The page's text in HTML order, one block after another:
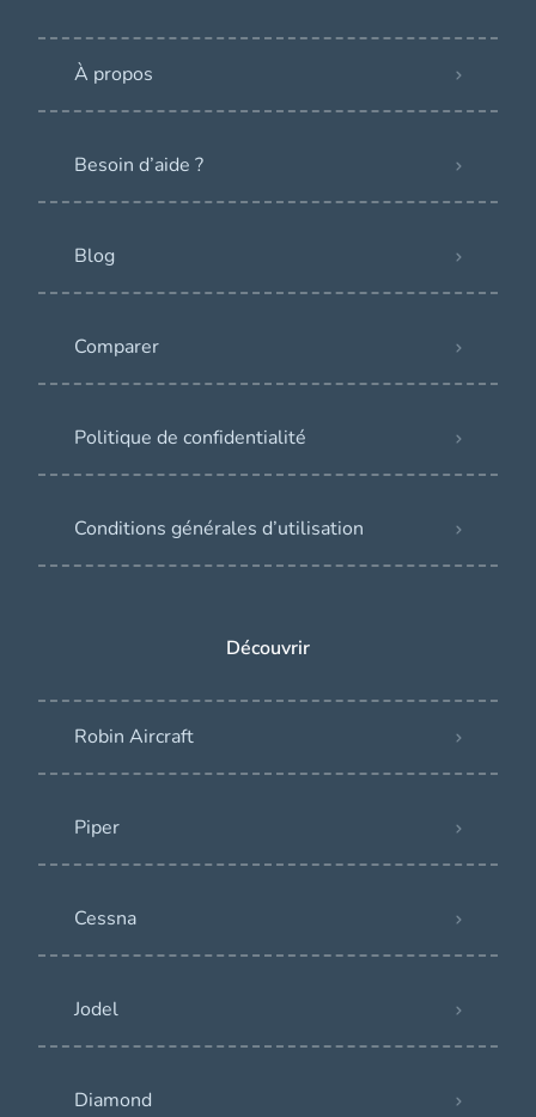
À propos
Besoin d’aide ?
Blog
Comparer
Politique de confidentialité
Conditions générales d’utilisation
Découvrir
Robin Aircraft
Piper
Cessna
Jodel
Diamond